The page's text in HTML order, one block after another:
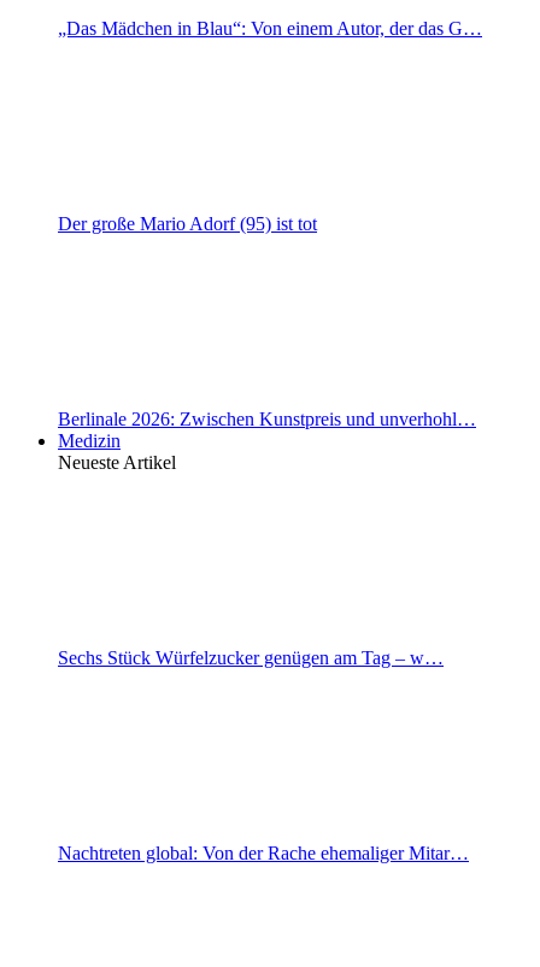
„Das Mädchen in Blau“: Von einem Autor, der das G…
Der große Mario Adorf (95) ist tot
Berlinale 2026: Zwischen Kunstpreis und unverhohl…
Medizin
Neueste Artikel
Sechs Stück Würfelzucker genügen am Tag – w…
Nachtreten global: Von der Rache ehemaliger Mitar…